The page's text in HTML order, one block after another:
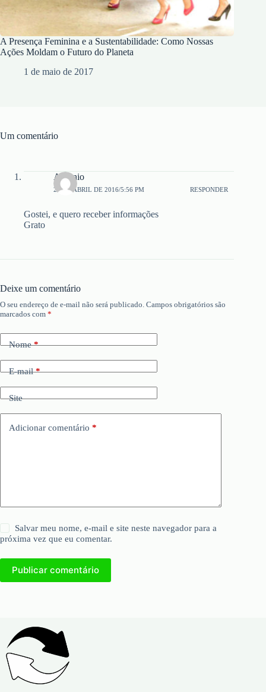
A Presença Feminina e a Sustentabilidade: Como Nossas
Ações Moldam o Futuro do Planeta
1 de maio de 2017
Um comentário
Antonio
24 DE ABRIL DE 2016/5:56 PM RESPONDER
Gostei, e quero receber informações
Grato
Deixe um comentário
O seu endereço de e-mail não será publicado. Campos obrigatórios são
marcados com *
Nome*
E-mail*
Site
Adicionar comentário *
Salvar meu nome, e-mail e site neste navegador para a
próxima vez que eu comentar.
Publicar comentário